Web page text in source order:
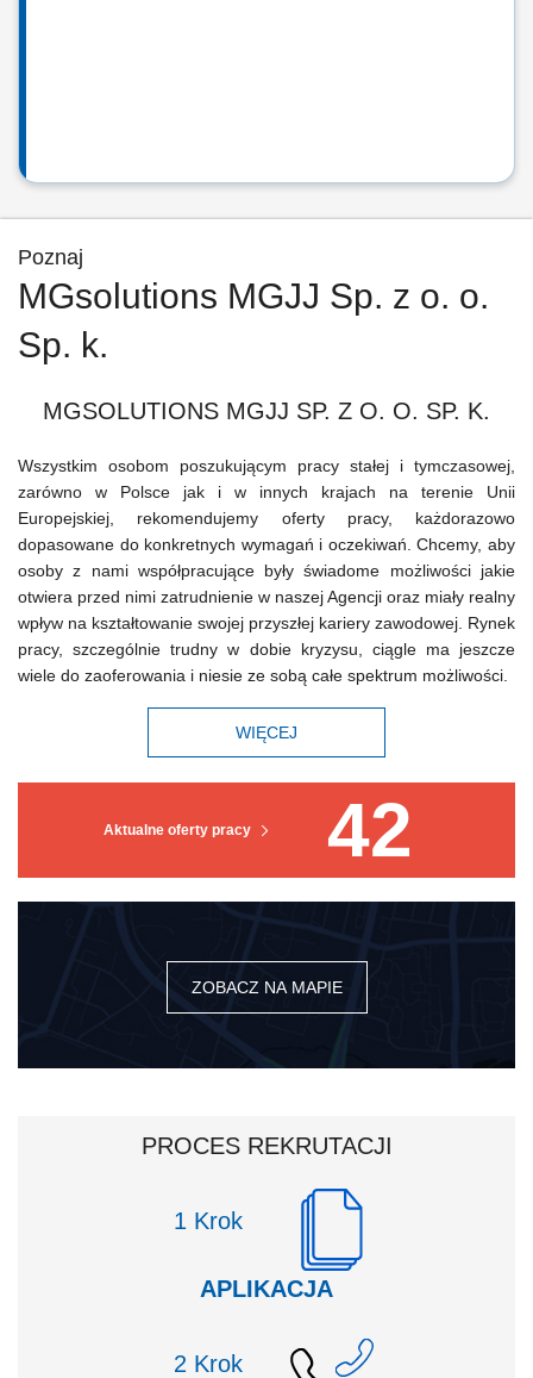
Poznaj
MGsolutions MGJJ Sp. z o. o.
Sp. k.
Aktualne oferty pracy 42
ZOBACZ NA MAPIE
MGSOLUTIONS MGJJ SP. Z O. O. SP. K.
Wszystkim osobom poszukującym pracy stałej i tymczasowej,
zarówno w Polsce jak i w innych krajach na terenie Unii
Europejskiej, rekomendujemy oferty pracy, każdorazowo
dopasowane do konkretnych wymagań i oczekiwań. Chcemy, aby
osoby z nami współpracujące były świadome możliwości jakie
otwiera przed nimi zatrudnienie w naszej Agencji oraz miały realny
wpływ na kształtowanie swojej przyszłej kariery zawodowej. Rynek
pracy, szczególnie trudny w dobie kryzysu, ciągle ma jeszcze
wiele do zaoferowania i niesie ze sobą całe spektrum możliwości.
WIĘCEJ
PROCES REKRUTACJI
Krok
APLIKACJA
Krok